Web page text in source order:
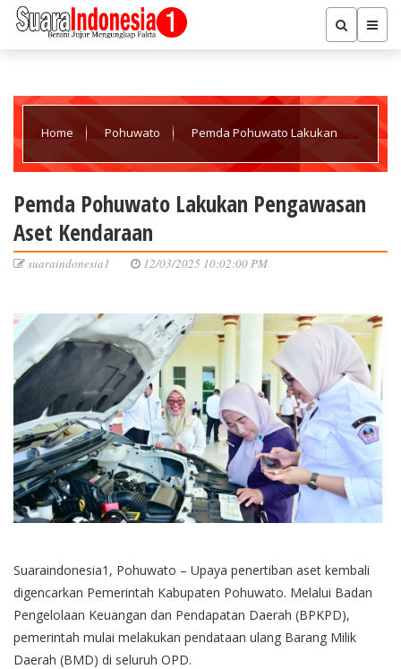
Home Pohuwato Pemda Pohuwato Lakukan
Pemda Pohuwato Lakukan Pengawasan
Aset Kendaraan
suaraindonesia1 12/03/2025 10:02:00 PM
Suaraindonesia1, Pohuwato – Upaya penertiban aset kembali
digencarkan Pemerintah Kabupaten Pohuwato. Melalui Badan
Pengelolaan Keuangan dan Pendapatan Daerah (BPKPD),
pemerintah mulai melakukan pendataan ulang Barang Milik
Daerah (BMD) di seluruh OPD.